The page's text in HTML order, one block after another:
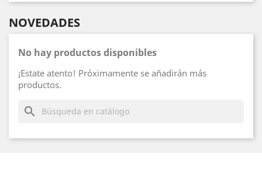
NOVEDADES
No hay productos disponibles
¡Estate atento! Próximamente se añadirán más
productos.
search